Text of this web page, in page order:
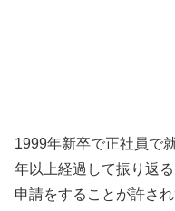
1999年新卒で正社員で
年以上経過して振り返
申請をすることが許さ